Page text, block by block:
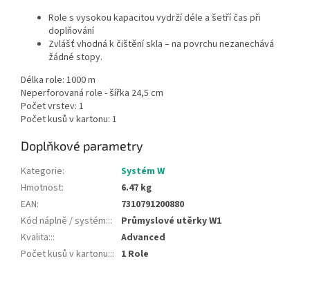
Role s vysokou kapacitou vydrží déle a šetří čas při
doplňování
Zvlášť vhodná k čištění skla – na povrchu nezanechává
žádné stopy.
Délka role: 1000 m
Neperforovaná role - šířka 24,5 cm
Počet vrstev: 1
Počet kusů v kartonu: 1
Doplňkové parametry
Kategorie:
Systém W
Hmotnost:
6.47 kg
EAN:
7310791200880
Kód náplně / systém:::
Průmyslové utěrky W1
Kvalita:::
Advanced
Počet kusů v kartonu::: 1 Role